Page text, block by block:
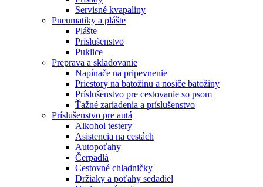
Servisné kvapaliny
Pneumatiky a plášte
Plášte
Príslušenstvo
Puklice
Preprava a skladovanie
Napínače na pripevnenie
Priestory na batožinu a nosiče batožiny
Príslušenstvo pre cestovanie so psom
Ťažné zariadenia a príslušenstvo
Príslušenstvo pre autá
Alkohol testery
Asistencia na cestách
Autopoťahy
Čerpadlá
Cestovné chladničky
Držiaky a poťahy sedadiel